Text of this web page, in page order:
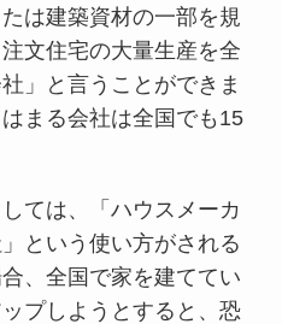
は建築資材の一部を規
文住宅の大量生産を全
」と言うことができま
まる会社は全国でも15
ては、「ハウスメーカ
という使い方がされる
、全国で家を建ててい
プしようとすると、恐